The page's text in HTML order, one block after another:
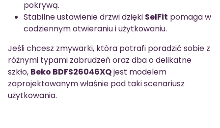
pokrywą.
Stabilne ustawienie drzwi dzięki SelFit pomaga w
codziennym otwieraniu i użytkowaniu.
Jeśli chcesz zmywarki, która potrafi poradzić sobie z
różnymi typami zabrudzeń oraz dba o delikatne
szkło, Beko BDFS26046XQjest modelem
zaprojektowanym właśnie pod taki scenariusz
użytkowania.